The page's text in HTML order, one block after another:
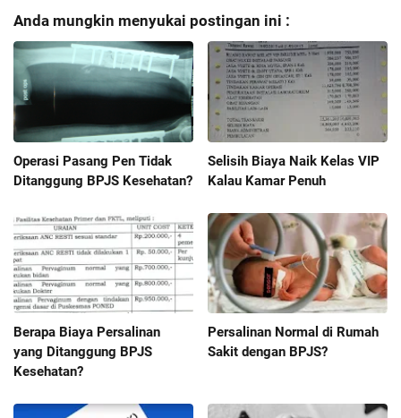
Anda mungkin menyukai postingan ini :
Operasi Pasang Pen Tidak
Ditanggung BPJS Kesehatan?
Selisih Biaya Naik Kelas VIP
Kalau Kamar Penuh
Berapa Biaya Persalinan
yang Ditanggung BPJS
Kesehatan?
Persalinan Normal di Rumah
Sakit dengan BPJS?